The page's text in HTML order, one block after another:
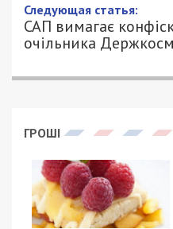
Следующая статья:
САП вимагає
очільника
ГРОШІ